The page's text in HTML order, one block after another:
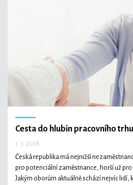
Cesta do hlubin pracovního trhu
1. 3. 2018
Česká republika má nejnižší
pro potenciální zaměstnance, horší už
Jakým oborům aktuálně schází nejvíc lidí,